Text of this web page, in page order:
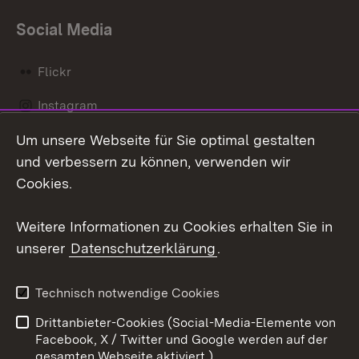
Social Media
Flickr
Instagram
Social Wall
Barrierefreiheit
Benutzungshinweise
Impressum
Cookies
Um unsere Webseite für Sie optimal gestalten
und verbessern zu können, verwenden wir
Cookies.
Weitere Informationen zu Cookies erhalten Sie in
unserer Datenschutzerklärung.
Technisch notwendige Cookies
Drittanbieter-Cookies (Social-Media-Elemente von
Facebook, X / Twitter und Google werden auf der